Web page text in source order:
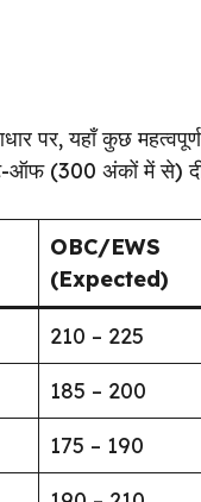
पर, यहाँ कुछ
(300 अंकों में से)
OBC/EWS
(Expected)
210 – 225
185 – 200
175 – 190